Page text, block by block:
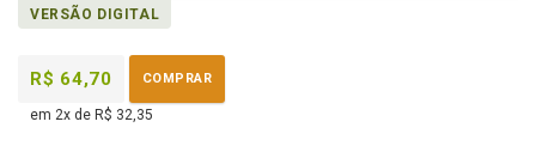
VERSÃO DIGITAL
R$ 64,70 COMPRAR
em 2x de R$ 32,35